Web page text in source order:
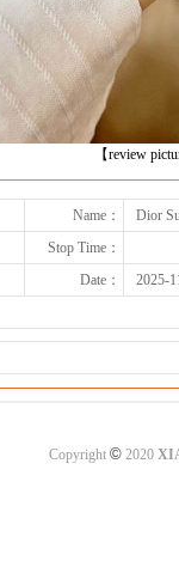
【review
下一张
Name：
Dior
Stop Time：
Date：
2025-
Copyright ©2020